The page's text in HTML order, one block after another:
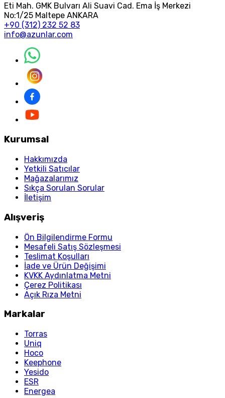
Eti Mah. GMK Bulvarı Ali Suavi Cad. Ema İş Merkezi
No:1/25 Maltepe ANKARA
+90 (312) 232 52 83
info@azunlar.com
Kurumsal
Hakkımızda
Yetkili Satıcılar
Mağazalarımız
Sıkça Sorulan Sorular
İletişim
Alışveriş
Ön Bilgilendirme Formu
Mesafeli Satış Sözleşmesi
Teslimat Koşulları
İade ve Ürün Değişimi
KVKK Aydınlatma Metni
Çerez Politikası
Açık Rıza Metni
Markalar
Torras
Uniq
Hoco
Keephone
Yesido
ESR
Energea